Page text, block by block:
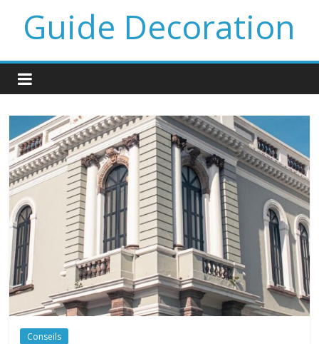
Guide Decoration
Conseils